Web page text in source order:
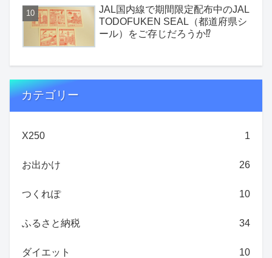
JAL国内線で期間限定配布中のJAL
TODOFUKEN SEAL（都道府県シ
ール）をご存じだろうか⁉
カテゴリー
X250 1
お出かけ 26
つくれぽ 10
ふるさと納税 34
ダイエット 10